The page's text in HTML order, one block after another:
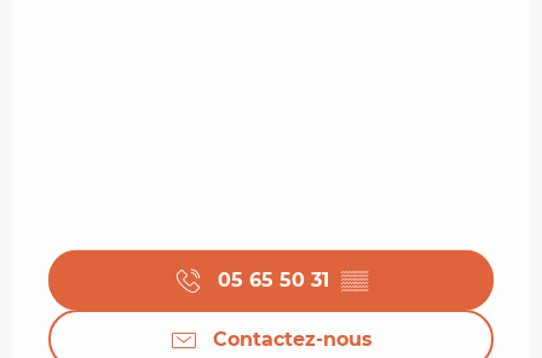
05 65 50 31 ▒▒
Contactez-nous